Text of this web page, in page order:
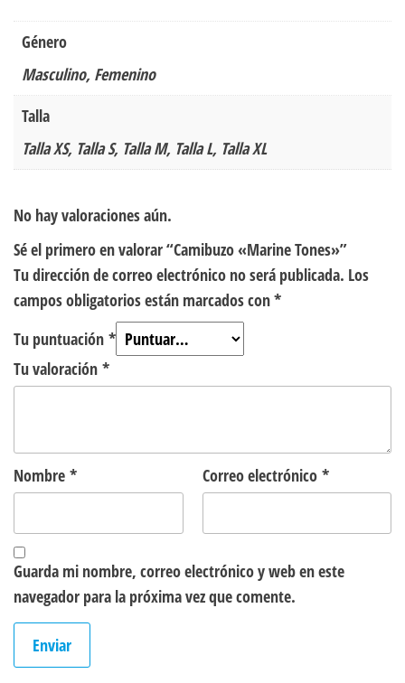
Género
Masculino, Femenino
Talla
Talla XS, Talla S, Talla M, Talla L, Talla XL
No hay valoraciones aún.
Sé el primero en valorar “Camibuzo «Marine Tones»”
Tu dirección de correo electrónico no será publicada. Los
campos obligatorios están marcados con*
Tu puntuación *
Tu valoración *
Nombre * Correo electrónico *
Guarda mi nombre, correo electrónico y web en este
navegador para la próxima vez que comente.